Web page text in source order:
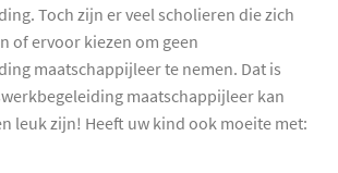
Toch zijn er veel scholieren die zich
of ervoor kiezen om geen
maatschappijleer te nemen. Dat is
maatschappijleer kan
leuk zijn! Heeft uw kind ook moeite met: